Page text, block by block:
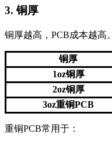
3. 铜厚
铜厚越高，PCB成本越高。
铜厚
1oz铜厚
2oz铜厚
3oz重铜PCB
重铜PCB常用于：